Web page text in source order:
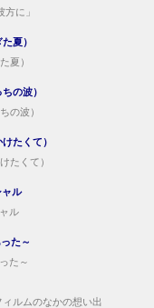
夏）
の波）
たくて）
ル
た～
ィルムのなかの想い出